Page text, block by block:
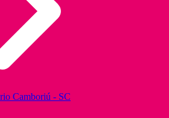
Camboriú - SC